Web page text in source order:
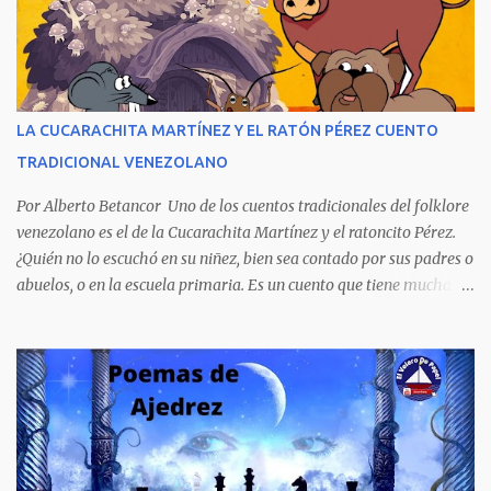
venezolano al vender rápidamente tres ediciones por su
extraordinario contenido y detalla, cambiando los nombres de los
personajes, cuatro crímenes que conmocionaron a la sociedad
venezolana y cuyos presuntos autores quedaron en libertad, pese a
tener la policía pruebas e indicios suficientes de culpabilidad. La
porque refleja los males del poder judicial y de la sociedad
venezolana, tráfico...
LA CUCARACHITA MARTÍNEZ Y EL RATÓN PÉREZ CUENTO
TRADICIONAL VENEZOLANO
Por Alberto Betancor Uno de los cuentos tradicionales del folklore
venezolano es el de la Cucarachita Martínez y el ratoncito Pérez.
¿Quién no lo escuchó en su niñez, bien sea contado por sus padres o
abuelos, o en la escuela primaria. Es un cuento que tiene muchas
hablaban, hace mucho, mucho tiempo, una Cucarachita llamada
Martínez que estaba barriendo el zaguán (porche) de su casa,
cuando vio algo que brillaba, se sorprendió y se emocionó al ver lo
que veían sus ojos, era un mediecito (moneda de cinco céntimos).
La recogió y se preguntó de quien sería, pero al ver que no era de